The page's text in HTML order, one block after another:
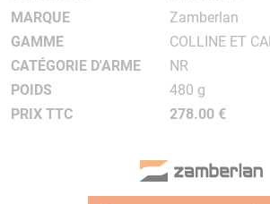
MARQUE
Zamberlan
GAMME
COLLINE ET
CATÉGORIE D'ARME
NR
POIDS
480 g
PRIX TTC
278.00 €